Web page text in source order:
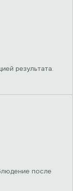
результата.
после